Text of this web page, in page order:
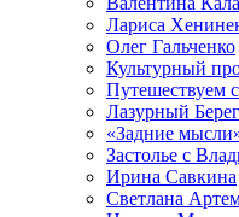
Лариса
Олег Гальченко
Культурный
Путешествуем
Лазурный
«Задние
Застолье с
Ирина Савкина
Светлана